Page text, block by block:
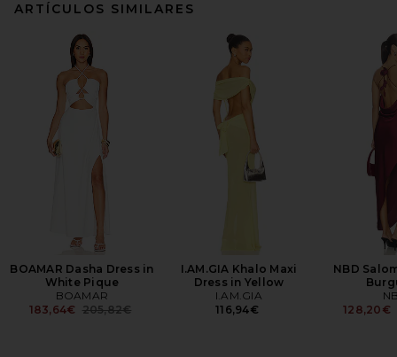
ARTÍCULOS SIMILARES
BOAMAR Dasha Dress in
White Pique
BOAMAR
183,64€ Previous price:
205,82€
I.AM.GIA Khalo Maxi
Dress in Yellow
I.AM.GIA
116,94€
NBD
128,20€